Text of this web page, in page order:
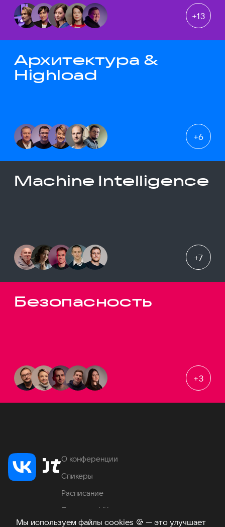
Мы используем файлы cookies 🍪 — это улучшает
+13
Архитектура &
Highload
+6
Machine Intelligence
+7
Безопасность
+3
О конференции
Спикеры
Расписание
Продукты VK